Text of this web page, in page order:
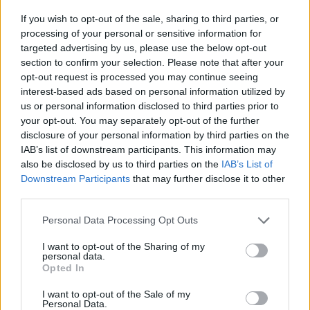
If you wish to opt-out of the sale, sharing to third parties, or
processing of your personal or sensitive information for
targeted advertising by us, please use the below opt-out
section to confirm your selection. Please note that after your
opt-out request is processed you may continue seeing
interest-based ads based on personal information utilized by
us or personal information disclosed to third parties prior to
your opt-out. You may separately opt-out of the further
disclosure of your personal information by third parties on the
IAB’s list of downstream participants. This information may
also be disclosed by us to third parties on the IAB’s List of
Downstream Participants that may further disclose it to other
Personal Data Processing Opt Outs
I want to opt-out of the Sharing of my
personal data.
Opted In
I want to opt-out of the Sale of my
Personal Data.
Miło nam przywitać w naszych szeregach 4
dżentelmenów, których ugości będący już z
nami od poprzedniego splitu@Yashiro1337
Nasze barwy w 6 sezonie@ultraliga
reprezentować będą:@bobiistaa1-
TOP@Ben3kk- JUNGLE@bucu_MID-
MID@Yashiro1337- ADC@SolusCorvus-
SUPPORTpic.twitter.com/74RaWgi0th
— Gentlemen's Gaming (@GG_Gentlemen)
May 26, 2021
"Stać nas na walkę o topowe miejsca w
Ultralidze"
Parę słów o nowym składzie miał do powiedzenia nowy
trener główny. –Nasz roster na nadchodzący split jest